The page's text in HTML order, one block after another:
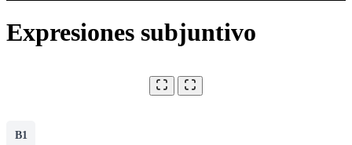
Expresiones subjuntivo
B1